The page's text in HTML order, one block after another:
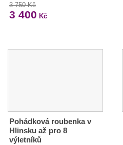
3 750 Kč
3 400 Kč
Pohádková roubenka v
Hlinsku až pro 8
výletníků